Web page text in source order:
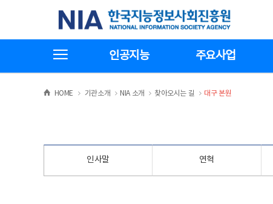
기
한국지능정보사회진흥원
인공지능 주요사업
HOME >
기관소개 >NIA 소개 >
찾아오시는 길 >
대구 본원
인사말 연혁